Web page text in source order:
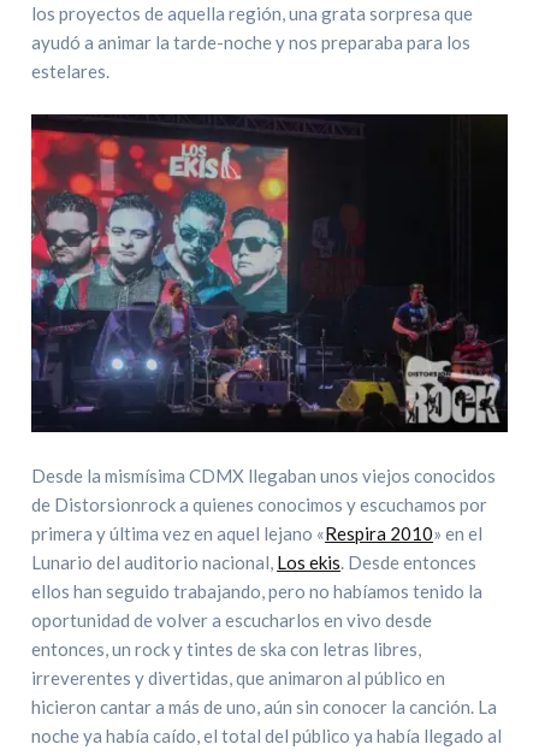
los proyectos de aquella región, una grata sorpresa que
ayudó a animar la tarde-noche y nos preparaba para los
estelares.
Desde la mismísima CDMX llegaban unos viejos conocidos
de Distorsionrock a quienes conocimos y escuchamos por
primera y última vez en aquel lejano «Respira 2010» en el
Lunario del auditorio nacional, Los ekis. Desde entonces
ellos han seguido trabajando, pero no habíamos tenido la
oportunidad de volver a escucharlos en vivo desde
entonces, un rock y tintes de ska con letras libres,
irreverentes y divertidas, que animaron al público en
hicieron cantar a más de uno, aún sin conocer la canción. La
noche ya había caído, el total del público ya había llegado al